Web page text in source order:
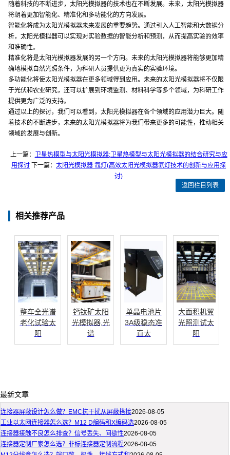
随着科技的不断进步，太阳光模拟器的技术也在不断发展。未来，太阳光模拟器
将朝着更加智能化、精准化和多功能化的方向发展。
智能化将成为太阳光模拟器未来发展的重要趋势。通过引入人工智能和大数据分
析，太阳光模拟器可以实现对实验数据的智能分析和预测，从而提高实验的效率
和准确性。
精准化将是太阳光模拟器发展的另一个方向。未来的太阳光模拟器将能够更加精
确地模拟自然光照条件，为科研人员提供更为真实的实验环境。
多功能化将使太阳光模拟器在更多领域得到应用。未来的太阳光模拟器将不仅限
于光伏和农业研究，还可以扩展到环境监测、材料科学等多个领域，为科研工作
提供更为广泛的支持。
通过以上的探讨，我们可以看到，太阳光模拟器在各个领域的应用潜力巨大。随
着技术的不断进步，未来的太阳光模拟器将为我们带来更多的可能性，推动相关
领域的发展与创新。
上一篇：
卫星热模型与太阳光模拟器;卫星热模型与太阳光模拟器的结合研究与应
用探讨 下一篇：太阳光模拟器 氙灯(高效太阳光模拟器氙灯技术的创新与应用探
讨)
返回栏目列表
相关推荐产品
整车全光谱
老化试验太
阳
钙钛矿太阳
光模拟器,光
谱
单晶电池片
3A级稳态准
直太
大面积机翼
光照测试太
阳
最新文章
连接器屏蔽设计怎么做？EMC抗干扰从屏蔽搭接2026-08-05
工业以太网连接器怎么选？M12 D编码和X编码选2026-08-05
连接器接触不良怎么排查？信号丢失、间歇性2026-08-05
连接器定制厂家怎么选？非标连接器定制流程2026-08-05